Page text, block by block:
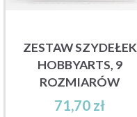
ZESTAW SZYDEŁEK
HOBBYARTS, 9
ROZMIARÓW
71,70 zł